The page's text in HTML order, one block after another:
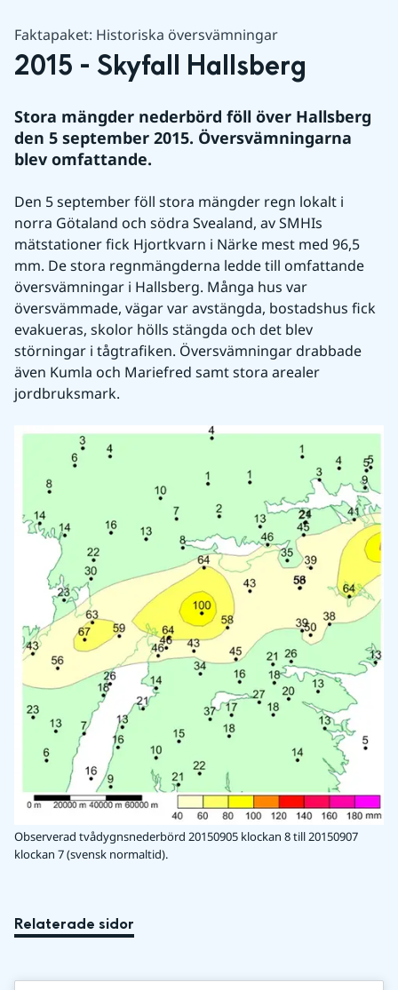
Faktapaket: Historiska översvämningar
2015 - Skyfall Hallsberg
Stora mängder nederbörd föll över Hallsberg
den 5 september 2015. Översvämningarna
blev omfattande.
Den 5 september föll stora mängder regn lokalt i
norra Götaland och södra Svealand, av SMHIs
mätstationer fick Hjortkvarn i Närke mest med 96,5
mm. De stora regnmängderna ledde till omfattande
översvämningar i Hallsberg. Många hus var
översvämmade, vägar var avstängda, bostadshus fick
evakueras, skolor hölls stängda och det blev
störningar i tågtrafiken. Översvämningar drabbade
även Kumla och Mariefred samt stora arealer
jordbruksmark.
Observerad tvådygnsnederbörd 20150905 klockan 8 till 20150907
klockan 7 (svensk normaltid).
Relaterade sidor